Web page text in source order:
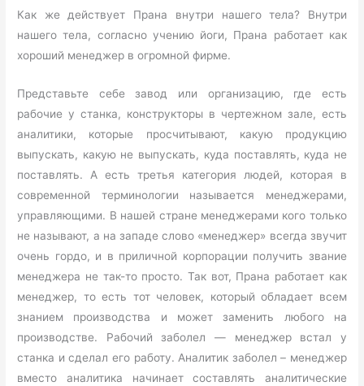
Как же действует Прана внутри нашего тела? Внутри
нашего тела, согласно учению йоги, Прана работает как
хороший менеджер в огромной фирме.
Представьте себе завод или организацию, где есть
рабочие у станка, конструкторы в чертежном зале, есть
аналитики, которые просчитывают, какую продукцию
выпускать, какую не выпускать, куда поставлять, куда не
поставлять. А есть третья категория людей, которая в
современной терминологии называется менеджерами,
управляющими. В нашей стране менеджерами кого только
не называют, а на западе слово «менеджер» всегда звучит
очень гордо, и в приличной корпорации получить звание
менеджера не так-то просто. Так вот, Прана работает как
менеджер, то есть тот человек, который обладает всем
знанием производства и может заменить любого на
производстве. Рабочий заболел — менеджер встал у
станка и сделал его работу. Аналитик заболел – менеджер
вместо аналитика начинает составлять аналитические